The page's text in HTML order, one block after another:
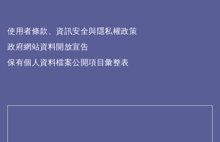
使用者條款、資訊安全與隱私權政策
政府網站資料開放宣告
保有個人資料檔案公開項目彙整表